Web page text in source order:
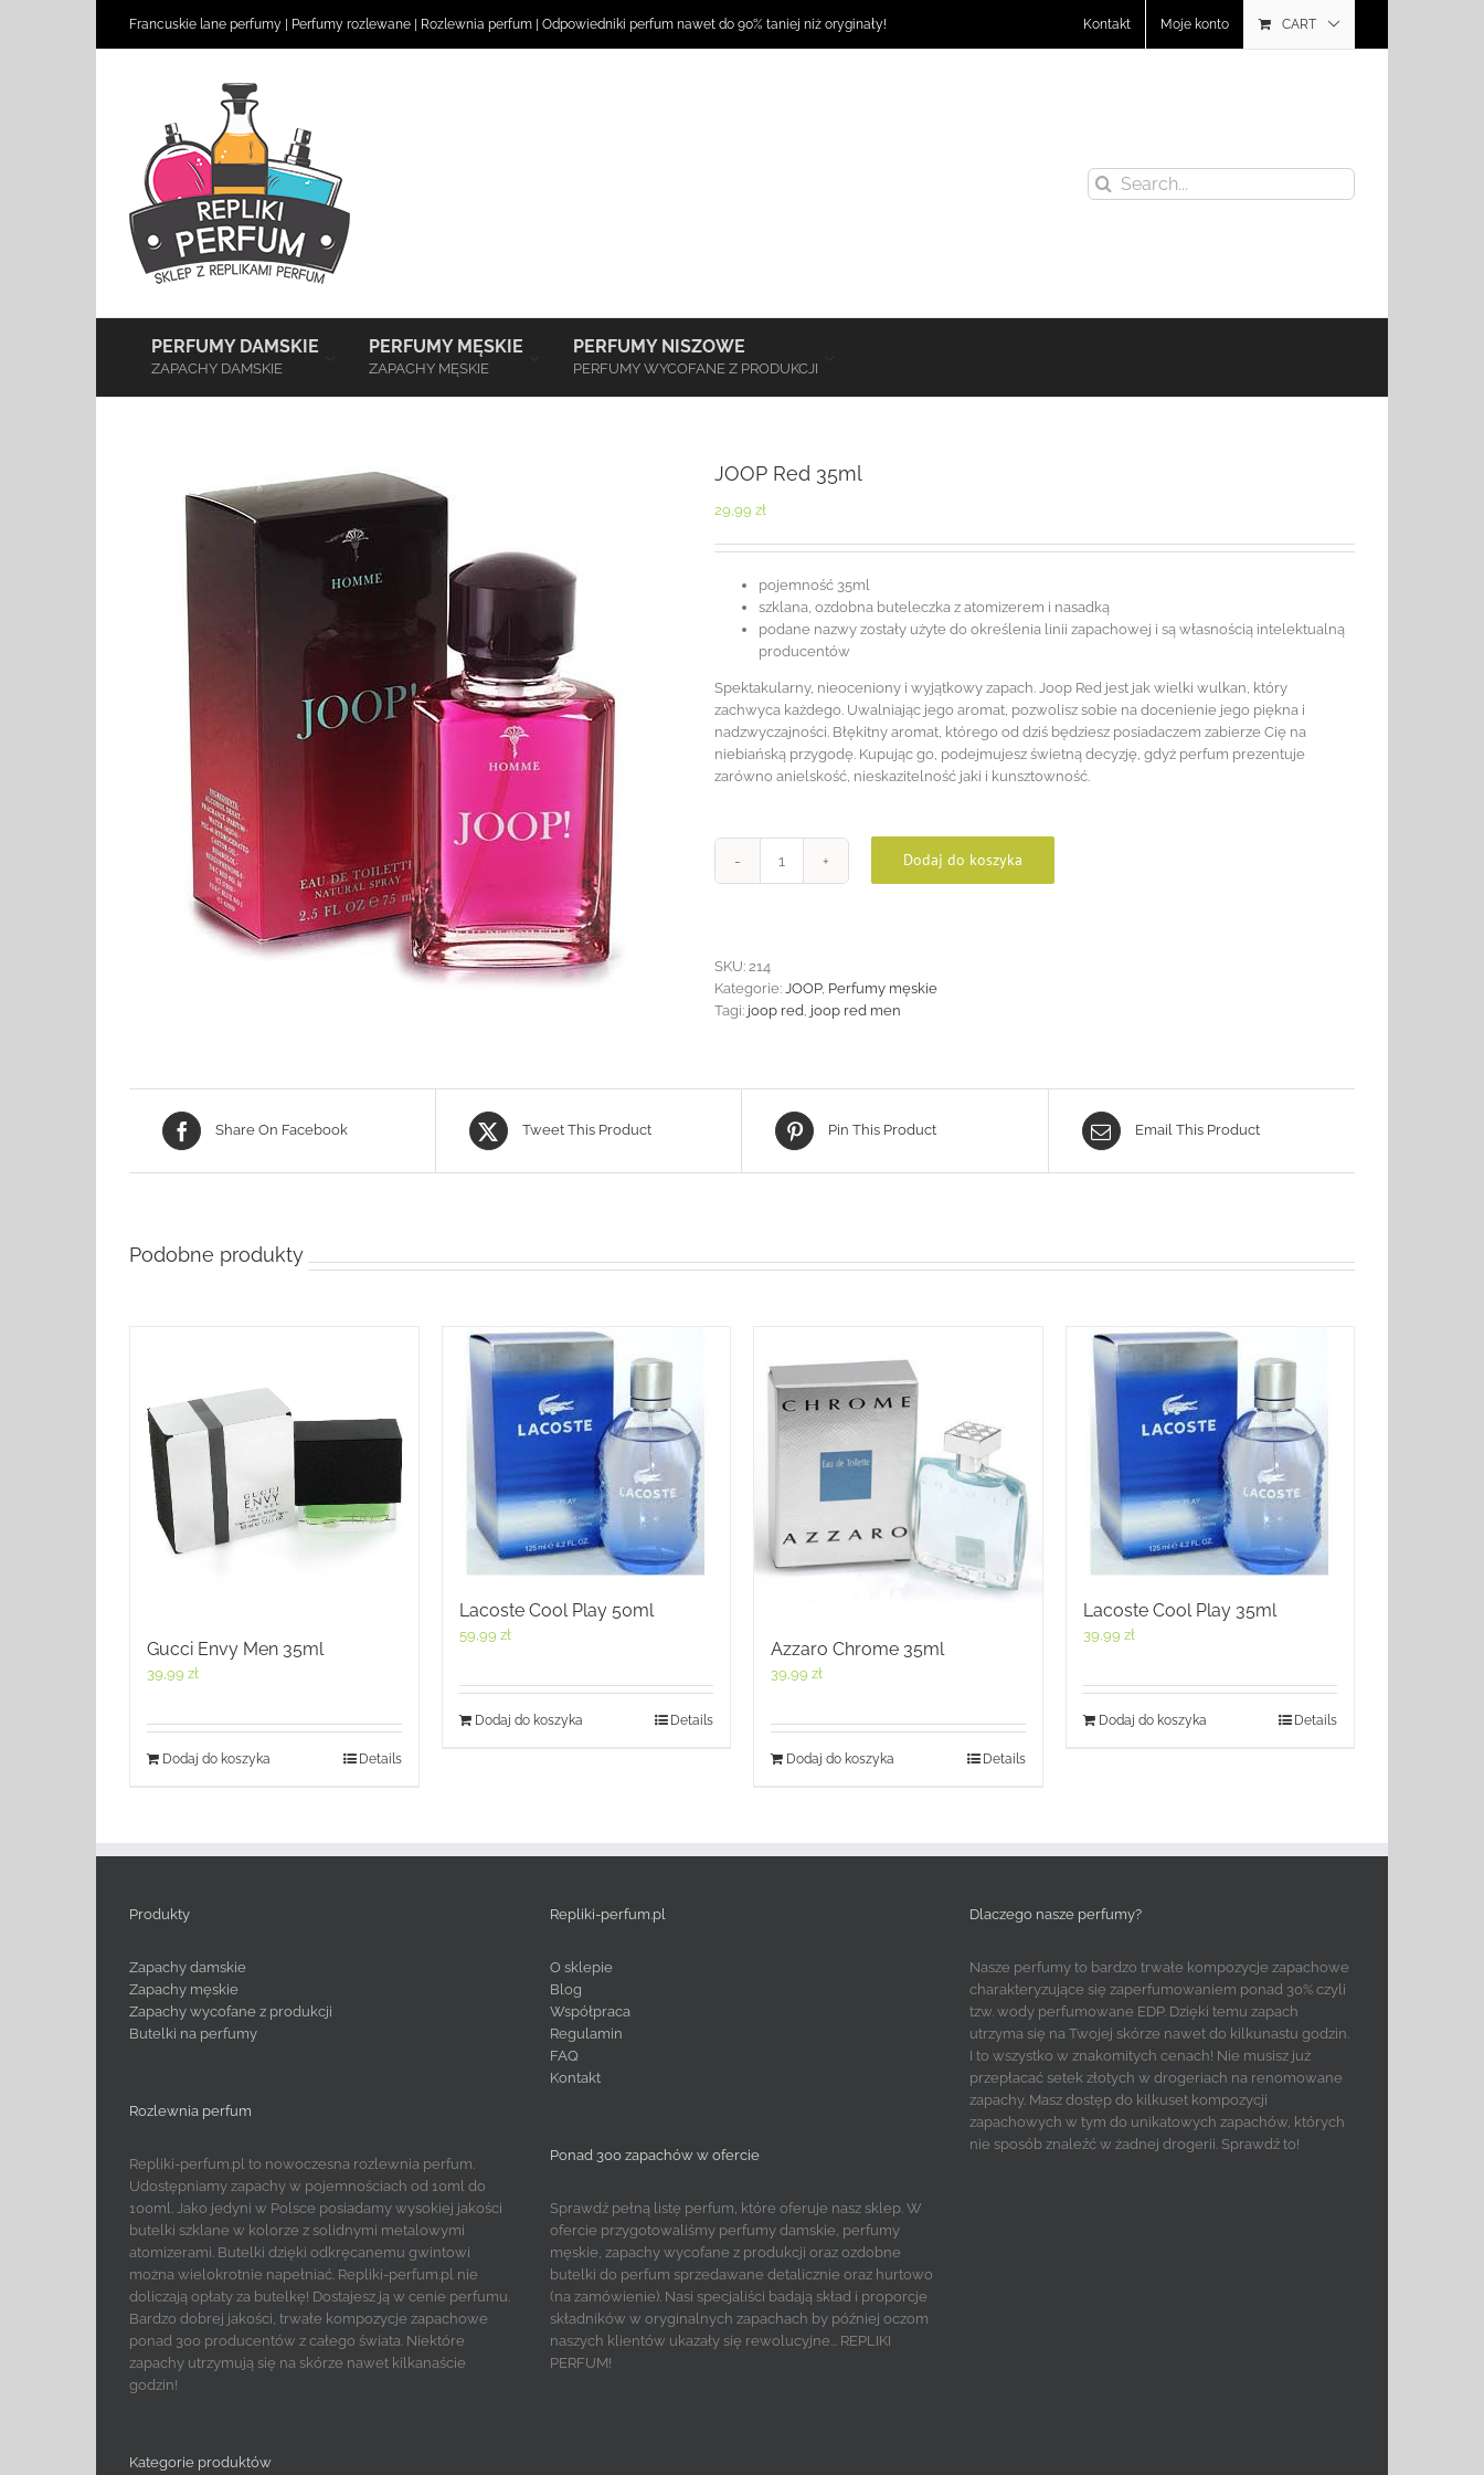
Francuskie lane perfumy Perfumy rozlewane Rozlewnia perfum Odpowiedniki perfum nawet do 90% taniej niż oryginały! Kontakt Moje konto CART
Search
for:
PERFUMY DAMSKIE
ZAPACHY DAMSKIE
PERFUMY MĘSKIE
ZAPACHY MĘSKIE
PERFUMY NISZOWE
PERFUMY WYCOFANE Z PRODUKCJI
JOOP Red 35ml
29,99 zł
pojemność 35ml
szklana, ozdobna buteleczka z atomizerem i nasadką
podane nazwy zostały użyte do określenia linii zapachowej i są własnością intelektualną
producentów
Spektakularny, nieoceniony i wyjątkowy zapach. Joop Red jest jak wielki wulkan, który
zachwyca każdego. Uwalniając jego aromat, pozwolisz sobie na docenienie jego piękna i
nadzwyczajności. Błękitny aromat, którego od dziś będziesz posiadaczem zabierze Cię na
niebiańską przygodę. Kupując go, podejmujesz świetną decyzję, gdyż perfum prezentuje
zarówno anielskość, nieskazitelność jaki i kunsztowność.
ilość
Dodaj do koszyka
SKU: 214
Kategorie: JOOP, Perfumy męskie
Tagi: joop red joop red men
Share On Facebook Tweet This Product Pin This Product Email This Product
Podobne produkty
Gucci Envy Men 35ml
39,99 zł
Dodaj do koszyka Details
Lacoste Cool Play 50ml
59,99 zł
Dodaj do koszyka Details
Azzaro Chrome 35ml
39,99 zł
Dodaj do koszyka Details
Lacoste Cool Play 35ml
39,99 zł
Dodaj do koszyka Details
Produkty
Zapachy damskie
Zapachy męskie
Zapachy wycofane z produkcji
Butelki na perfumy
Rozlewnia perfum
Repliki-perfum.pl to nowoczesna rozlewnia perfum.
Udostępniamy zapachy w pojemnościach od 10ml do
100ml. Jako jedyni w Polsce posiadamy wysokiej jakości
butelki szklane w kolorze z solidnymi metalowymi
atomizerami. Butelki dzięki odkręcanemu gwintowi
można wielokrotnie napełniać. Repliki-perfum.pl nie
doliczają opłaty za butelkę! Dostajesz ją w cenie perfumu.
Bardzo dobrej jakości, trwałe kompozycje zapachowe
ponad 300 producentów z całego świata. Niektóre
zapachy utrzymują się na skórze nawet kilkanaście
godzin!
Kategorie produktów
Repliki-perfum.pl
O sklepie
Blog
Współpraca
Regulamin
FAQ
Kontakt
Ponad 300 zapachów w ofercie
Sprawdź pełną listę perfum, które oferuje nasz sklep. W
ofercie przygotowaliśmy perfumy damskie, perfumy
męskie, zapachy wycofane z produkcji oraz ozdobne
butelki do perfum sprzedawane detalicznie oraz hurtowo
(na zamówienie). Nasi specjaliści badają skład i proporcje
składników w oryginalnych zapachach by później oczom
naszych klientów ukazały się rewolucyjne... REPLIKI
PERFUM!
Dlaczego nasze perfumy?
Nasze perfumy to bardzo trwałe kompozycje zapachowe
charakteryzujące się zaperfumowaniem ponad 30% czyli
tzw. wody perfumowane EDP. Dzięki temu zapach
utrzyma się na Twojej skórze nawet do kilkunastu godzin.
I to wszystko w znakomitych cenach! Nie musisz już
przepłacać setek złotych w drogeriach na renomowane
zapachy. Masz dostęp do kilkuset kompozycji
zapachowych w tym do unikatowych zapachów, których
nie sposób znaleźć w żadnej drogerii. Sprawdź to!